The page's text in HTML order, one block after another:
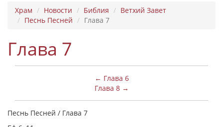
Храм Новости Библия
Ветхий Завет
Песнь Песней
Глава 7
Глава 7
← Глава 6
Глава 8 →
Песнь Песней / Глава 7